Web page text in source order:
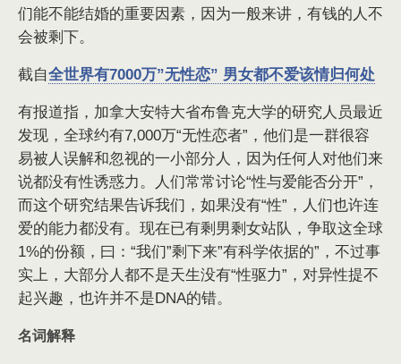
们能不能结婚的重要因素，因为一般来讲，有钱的人不
会被剩下。
截自全世界有7000万”无性恋” 男女都不爱该情归何处
有报道指，加拿大安特大省布鲁克大学的研究人员最近
发现，全球约有7,000万“无性恋者”，他们是一群很容
易被人误解和忽视的一小部分人，因为任何人对他们来
说都没有性诱惑力。人们常常讨论“性与爱能否分开”，
而这个研究结果告诉我们，如果没有“性”，人们也许连
爱的能力都没有。现在已有剩男剩女站队，争取这全球
1%的份额，曰：“我们”剩下来”有科学依据的”，不过事
实上，大部分人都不是天生没有“性驱力”，对异性提不
起兴趣，也许并不是DNA的错。
名词解释